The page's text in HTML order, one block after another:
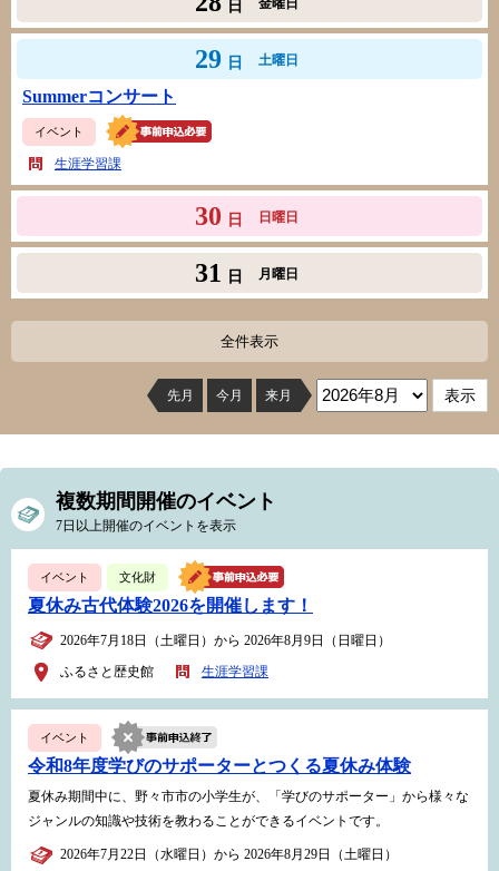
日
29 日 土曜日
Summerコンサート
イベント
生涯学習課
30 日 日曜日
31 日 月曜日
全件表示
先月 今月 来月
複数期間開催のイベント
7日以上開催のイベントを表示
イベント 文化財
夏休み古代体験2026を開催します！
2026年7月18日（土曜日）から 2026年8月9日（日曜日）
ふるさと歴史館 生涯学習課
イベント
令和8年度学びのサポーターとつくる夏休み体験
夏休み期間中に、野々市市の小学生が、「学びのサポーター」から様々な
ジャンルの知識や技術を教わることができるイベントです。
2026年7月22日（水曜日）から 2026年8月29日（土曜日）